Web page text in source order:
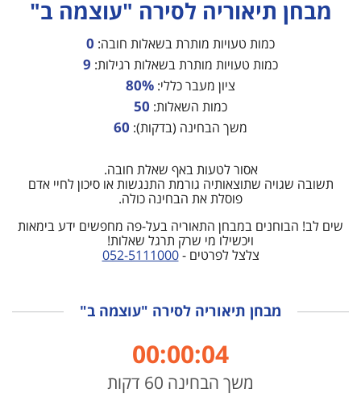
מבחן תיאוריה לסירה "עוצמה ב"
כמות טעויות מותרת בשאלות חובה: 0
כמות טעויות מותרת בשאלות רגילות: 9
ציון מעבר כללי: 80%
כמות השאלות: 50
משך הבחינה (בדקות): 60
אסור לטעות באף שאלת חובה.
תשובה שגויה שתוצאותיה גורמת התנגשות או סיכון לחיי אדם
פוסלת את הבחינה כולה.
שים לב! הבוחנים במבחן התאוריה בעל-פה מחפשים ידע בימאות
ויכשילו מי שרק תרגל שאלות!
צלצל לפרטים -052-5111000
מבחן תיאוריה לסירה "עוצמה ב"
00:00:04
משך הבחינה 60 דקות